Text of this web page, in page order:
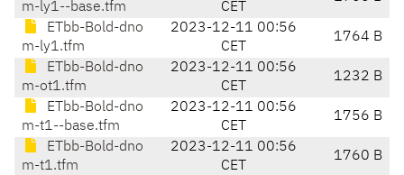
m-ly1--base.tfm
CET
ETbb-Bold-dno
m-ly1.tfm
2023-12-11 00:56
CET
1764 B
ETbb-Bold-dno
m-ot1.tfm
2023-12-11 00:56
CET
1232 B
ETbb-Bold-dno
m-t1--base.tfm
2023-12-11 00:56
CET
1756 B
ETbb-Bold-dno
m-t1.tfm
2023-12-11 00:56
CET
1760 B